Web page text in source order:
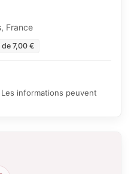
France
7,00 €
informations peuvent